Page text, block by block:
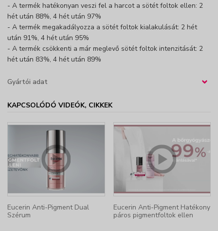
- A termék hatékonyan veszi fel a harcot a sötét foltok ellen: 2
hét után 88%, 4 hét után 97%
- A termék megakadályozza a sötét foltok kialakulását: 2 hét
után 91%, 4 hét után 95%
- A termék csökkenti a már meglevő sötét foltok intenzitását: 2
hét után 83%, 4 hét után 89%
Gyártói adat ›
KAPCSOLÓDÓ VIDEÓK, CIKKEK
Eucerin Anti-Pigment Dual
Szérum
Eucerin Anti-Pigment Hatékony
páros pigmentfoltok ellen